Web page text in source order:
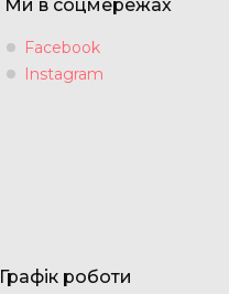
Ми в соцмережах
Facebook
Instagram
Графік роботи